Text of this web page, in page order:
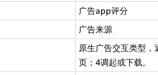
广告app评分
广告来源
原生广告交互类型
页；4调起或下载。